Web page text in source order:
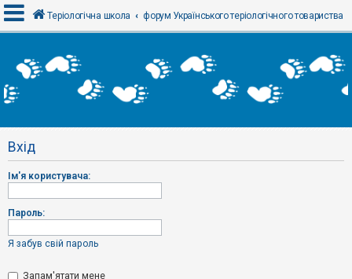
х
і
Р
є
т
р
а
і
Теріологічна школа форум Українського теріологічного товариства
Вхід
Ім'я користувача:
Пароль:
Я забув свій пароль
Запам'ятати мене